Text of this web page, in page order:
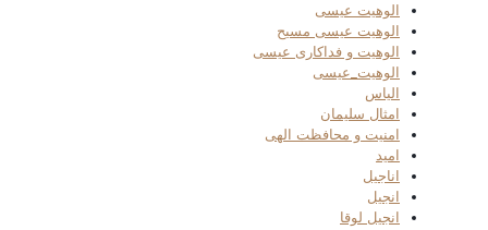
الوهیت عیسی
الوهیت عیسی مسیح
الوهیت و فداکاری عیسی
الوهیت_عیسی
الیاس
امثال سلیمان
امنیت و محافظت الهی
امید
اناجیل
انجیل
انجیل لوقا